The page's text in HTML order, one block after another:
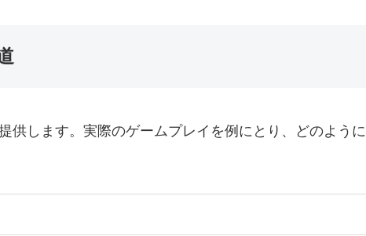
供します。実際のゲームプレイを例にとり、どのように